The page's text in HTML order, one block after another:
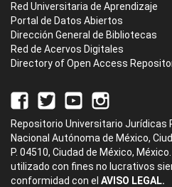
Red Universitaria de Aprendizaje
Portal de Datos Abiertos
Dirección General de Bibliotecas
Red de Acervos Digitales
Directory of Open Access
Repositorio Universitario Jurídicas
Nacional Autónoma de México,
P. 04510, Ciudad de México,
utilizado con fines no lucrativos
conformidad con el AVISO LEGAL.